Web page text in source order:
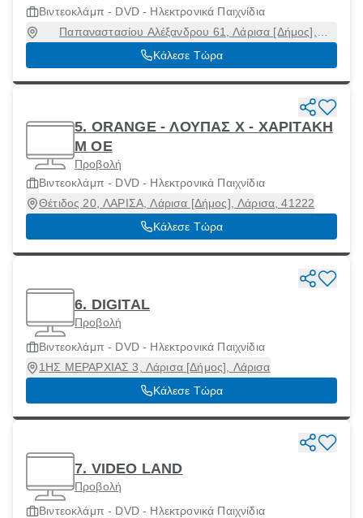
Βιντεοκλάμπ - DVD - Ηλεκτρονικά Παιχνίδια
Παπαναστασίου Αλέξανδρου 61, Λάρισα [Δήμος],
Λάρισα, 41222
Κάλεσε Τώρα
5. ORANGE - ΛΟΥΠΑΣ Χ - ΧΑΡΙΤΑΚΗ
Μ ΟΕ
Προβολή
Βιντεοκλάμπ - DVD - Ηλεκτρονικά Παιχνίδια
Θέτιδος 20, ΛΑΡΙΣΑ, Λάρισα [Δήμος], Λάρισα, 41222
Κάλεσε Τώρα
6. DIGITAL
Προβολή
Βιντεοκλάμπ - DVD - Ηλεκτρονικά Παιχνίδια
1ΗΣ ΜΕΡΑΡΧΙΑΣ 3, Λάρισα [Δήμος], Λάρισα
Κάλεσε Τώρα
7. VIDEO LAND
Προβολή
Βιντεοκλάμπ - DVD - Ηλεκτρονικά Παιχνίδια